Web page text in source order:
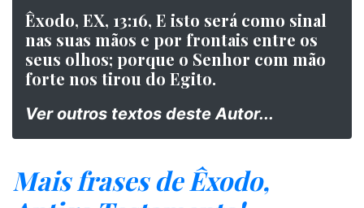
Êxodo, EX, 13:16, E isto será como sinal
nas suas mãos e por frontais entre os
seus olhos; porque o Senhor com mão
forte nos tirou do Egito.
Ver outros textos deste Autor...
Mais frases de Êxodo,